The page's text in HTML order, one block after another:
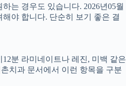
는 경우도 있습니다. 2026년05월
야 합니다. 단순히 보기 좋은 결
분 라미네이트나 레진, 미백 같은
치과 문서에서 이런 항목을 구분